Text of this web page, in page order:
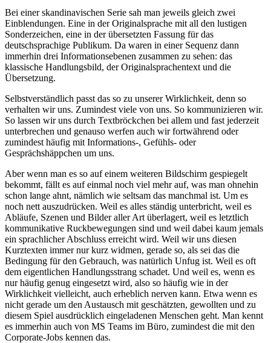
Bei einer skandinavischen Serie sah man jeweils gleich zwei
Einblendungen. Eine in der Originalsprache mit all den lustigen
Sonderzeichen, eine in der übersetzten Fassung für das
deutschsprachige Publikum. Da waren in einer Sequenz dann
immerhin drei Informationsebenen zusammen zu sehen: das
klassische Handlungsbild, der Originalsprachentext und die
Übersetzung.
Selbstverständlich passt das so zu unserer Wirklichkeit, denn so
verhalten wir uns. Zumindest viele von uns. So kommunizieren wir.
So lassen wir uns durch Textbröckchen bei allem und fast jederzeit
unterbrechen und genauso werfen auch wir fortwährend oder
zumindest häufig mit Informations-, Gefühls- oder
Gesprächshäppchen um uns.
Aber wenn man es so auf einem weiteren Bildschirm gespiegelt
bekommt, fällt es auf einmal noch viel mehr auf, was man ohnehin
schon lange ahnt, nämlich wie seltsam das manchmal ist. Um es
noch nett auszudrücken. Weil es alles ständig unterbricht, weil es
Abläufe, Szenen und Bilder aller Art überlagert, weil es letztlich
kommunikative Ruckbewegungen sind und weil dabei kaum jemals
ein sprachlicher Abschluss erreicht wird. Weil wir uns diesen
Kurztexten immer nur kurz widmen, gerade so, als sei das die
Bedingung für den Gebrauch, was natürlich Unfug ist. Weil es oft
dem eigentlichen Handlungsstrang schadet. Und weil es, wenn es
nur häufig genug eingesetzt wird, also so häufig wie in der
Wirklichkeit vielleicht, auch erheblich nerven kann. Etwa wenn es
nicht gerade um den Austausch mit geschätzten, gewollten und zu
diesem Spiel ausdrücklich eingeladenen Menschen geht. Man kennt
es immerhin auch von MS Teams im Büro, zumindest die mit den
Corporate-Jobs kennen das.